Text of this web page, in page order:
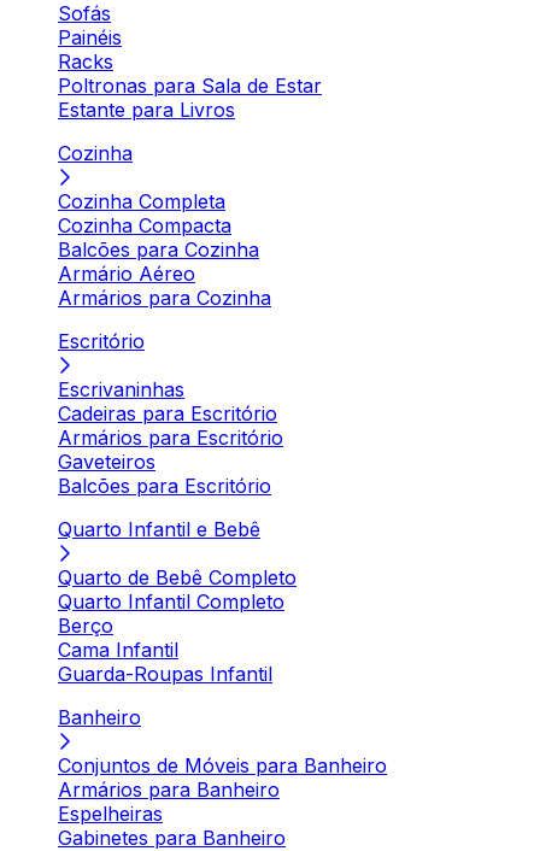
Sofás
Painéis
Racks
Poltronas para Sala de Estar
Estante para Livros
Cozinha
Cozinha Completa
Cozinha Compacta
Balcões para Cozinha
Armário Aéreo
Armários para Cozinha
Escritório
Escrivaninhas
Cadeiras para Escritório
Armários para Escritório
Gaveteiros
Balcões para Escritório
Quarto Infantil e Bebê
Quarto de Bebê Completo
Quarto Infantil Completo
Berço
Cama Infantil
Guarda-Roupas Infantil
Banheiro
Conjuntos de Móveis para Banheiro
Armários para Banheiro
Espelheiras
Gabinetes para Banheiro